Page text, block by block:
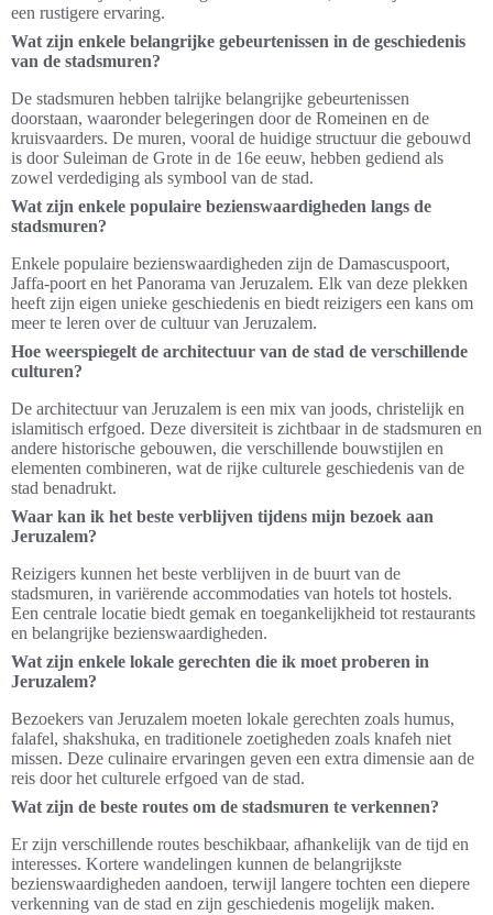
een rustigere ervaring.
Wat zijn enkele belangrijke gebeurtenissen in de geschiedenis
van de stadsmuren?
De stadsmuren hebben talrijke belangrijke gebeurtenissen
doorstaan, waaronder belegeringen door de Romeinen en de
kruisvaarders. De muren, vooral de huidige structuur die gebouwd
is door Suleiman de Grote in de 16e eeuw, hebben gediend als
zowel verdediging als symbool van de stad.
Wat zijn enkele populaire bezienswaardigheden langs de
stadsmuren?
Enkele populaire bezienswaardigheden zijn de Damascuspoort,
Jaffa-poort en het Panorama van Jeruzalem. Elk van deze plekken
heeft zijn eigen unieke geschiedenis en biedt reizigers een kans om
meer te leren over de cultuur van Jeruzalem.
Hoe weerspiegelt de architectuur van de stad de verschillende
culturen?
De architectuur van Jeruzalem is een mix van joods, christelijk en
islamitisch erfgoed. Deze diversiteit is zichtbaar in de stadsmuren en
andere historische gebouwen, die verschillende bouwstijlen en
elementen combineren, wat de rijke culturele geschiedenis van de
stad benadrukt.
Waar kan ik het beste verblijven tijdens mijn bezoek aan
Jeruzalem?
Reizigers kunnen het beste verblijven in de buurt van de
stadsmuren, in variërende accommodaties van hotels tot hostels.
Een centrale locatie biedt gemak en toegankelijkheid tot restaurants
en belangrijke bezienswaardigheden.
Wat zijn enkele lokale gerechten die ik moet proberen in
Jeruzalem?
Bezoekers van Jeruzalem moeten lokale gerechten zoals humus,
falafel, shakshuka, en traditionele zoetigheden zoals knafeh niet
missen. Deze culinaire ervaringen geven een extra dimensie aan de
reis door het culturele erfgoed van de stad.
Wat zijn de beste routes om de stadsmuren te verkennen?
Er zijn verschillende routes beschikbaar, afhankelijk van de tijd en
interesses. Kortere wandelingen kunnen de belangrijkste
bezienswaardigheden aandoen, terwijl langere tochten een diepere
verkenning van de stad en zijn geschiedenis mogelijk maken.